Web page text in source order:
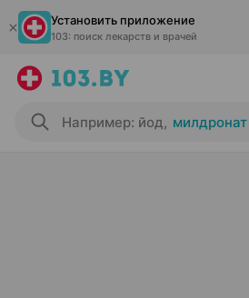
Установить приложение
103: поиск лекарств и врачей
Например: йод, милдронат